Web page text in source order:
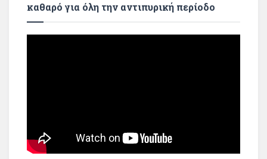
καθαρό για όλη την αντιπυρική περίοδο